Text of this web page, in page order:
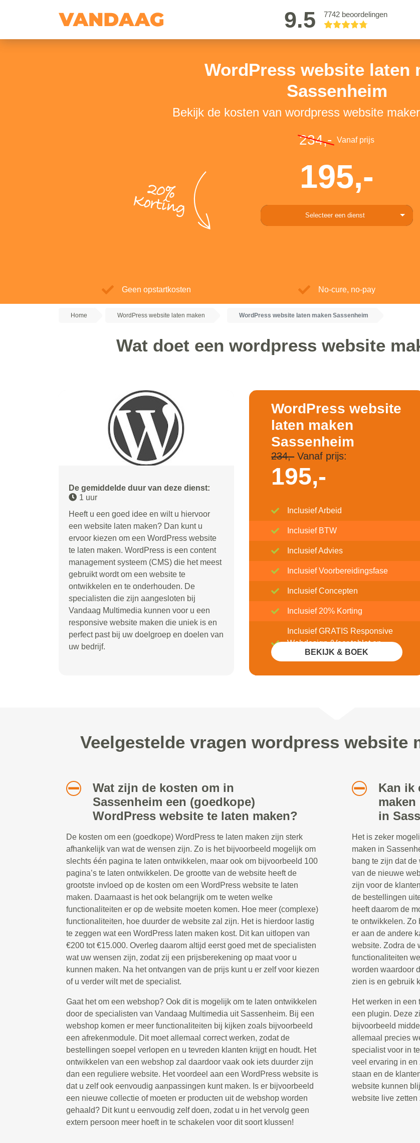
9.5 7742 beoordelingen
WordPress website laten
Sassenheim
Bekijk de kosten van wordpress website
20%
Korting
234,- Vanaf prijs
195,-
Selecteer een dienst
Geen opstartkosten No-cure, no-pay
Home WordPress website laten maken WordPress website laten maken Sassenheim
Wat doet een wordpress website
De gemiddelde duur van deze dienst:
1 uur
Heeft u een goed idee en wilt u hiervoor
een website laten maken? Dan kunt u
ervoor kiezen om een WordPress website
te laten maken. WordPress is een content
management systeem (CMS) die het meest
gebruikt wordt om een website te
ontwikkelen en te onderhouden. De
specialisten die zijn aangesloten bij
Vandaag Multimedia kunnen voor u een
responsive website maken die uniek is en
perfect past bij uw doelgroep en doelen van
uw bedrijf.
WordPress website
laten maken
Sassenheim
234,-Vanaf prijs:
195,-
Inclusief Arbeid
Inclusief BTW
Inclusief Advies
Inclusief Voorbereidingsfase
Inclusief Concepten
Inclusief 20% Korting
Inclusief GRATIS Responsive
Webdesign (Voor tablet en
mobile)BEKIJK & BOEK
Veelgestelde vragen wordpress website
Wat zijn de kosten om in
Sassenheim een (goedkope)
WordPress website te laten maken?
De kosten om een (goedkope) WordPress te laten maken zijn sterk
afhankelijk van wat de wensen zijn. Zo is het bijvoorbeeld mogelijk om
slechts één pagina te laten ontwikkelen, maar ook om bijvoorbeeld 100
pagina’s te laten ontwikkelen. De grootte van de website heeft de
grootste invloed op de kosten om een WordPress website te laten
maken. Daarnaast is het ook belangrijk om te weten welke
functionaliteiten er op de website moeten komen. Hoe meer (complexe)
functionaliteiten, hoe duurder de website zal zijn. Het is hierdoor lastig
te zeggen wat een WordPress laten maken kost. Dit kan uitlopen van
€200 tot €15.000. Overleg daarom altijd eerst goed met de specialisten
wat uw wensen zijn, zodat zij een prijsberekening op maat voor u
kunnen maken. Na het ontvangen van de prijs kunt u er zelf voor kiezen
of u verder wilt met de specialist.
Gaat het om een webshop? Ook dit is mogelijk om te laten ontwikkelen
door de specialisten van Vandaag Multimedia uit Sassenheim. Bij een
webshop komen er meer functionaliteiten bij kijken zoals bijvoorbeeld
een afrekenmodule. Dit moet allemaal correct werken, zodat de
bestellingen soepel verlopen en u tevreden klanten krijgt en houdt. Het
ontwikkelen van een webshop zal daardoor vaak ook iets duurder zijn
dan een reguliere website. Het voordeel aan een WordPress website is
dat u zelf ook eenvoudig aanpassingen kunt maken. Is er bijvoorbeeld
een nieuwe collectie of moeten er producten uit de webshop worden
gehaald? Dit kunt u eenvoudig zelf doen, zodat u in het vervolg geen
extern persoon meer hoeft in te schakelen voor dit soort klussen!
Kan ik
in
Het is zeker
maken in
bang te zijn dat
van de nieuwe
zijn voor de
de bestellingen
heeft daarom de
te ontwikkelen. Zo
er aan de andere
website. Zodra de
functionaliteiten
worden waardoor
zien is en gebruik
Het werken in een
een plugin. Deze
bijvoorbeeld
allemaal precies
specialist voor in
veel ervaring in en
staan en de
website kunnen
website live zetten